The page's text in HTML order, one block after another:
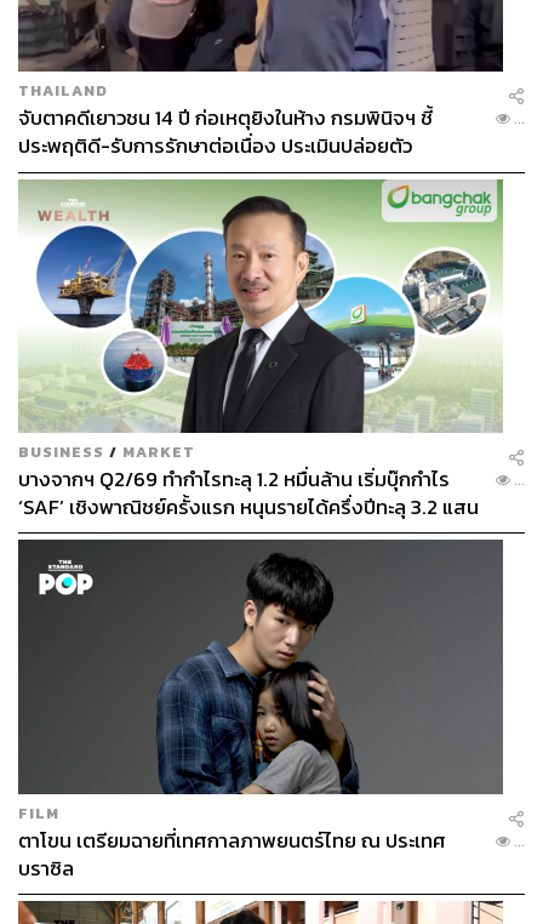
THAILAND
จับตาคดีเยาวชน 14 ปี ก่อเหตุยิงในห้าง กรมพินิจฯ ชี้
ประพฤติดี-รับการรักษาต่อเนื่อง ประเมินปล่อยตัว
...
BUSINESS / MARKET
บางจากฯ Q2/69 ทำกำไรทะลุ 1.2 หมื่นล้าน เริ่มบุ๊กกำไร
‘SAF’ เชิงพาณิชย์ครั้งแรก หนุนรายได้ครึ่งปีทะลุ 3.2 แสน
ล้าน
...
FILM
ตาโขน เตรียมฉายที่เทศกาลภาพยนตร์ไทย ณ ประเทศ
บราซิล
...